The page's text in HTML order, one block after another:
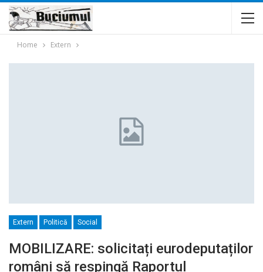
Home Extern
Extern Politică Social
MOBILIZARE: solicitați eurodeputaților
români să respingă Raportul